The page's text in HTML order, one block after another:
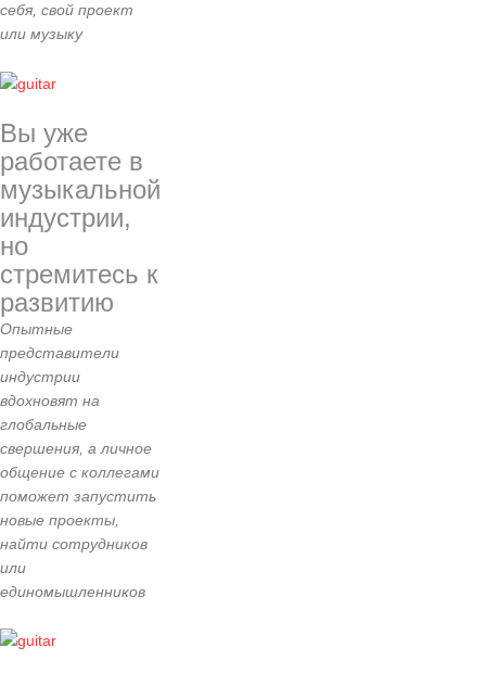
себя, свой проект
или музыку
Вы уже
работаете в
музыкальной
индустрии,
но
стремитесь к
развитию
Опытные
представители
индустрии
вдохновят на
глобальные
свершения, а личное
общение с коллегами
поможет запустить
новые проекты,
найти сотрудников
или
единомышленников